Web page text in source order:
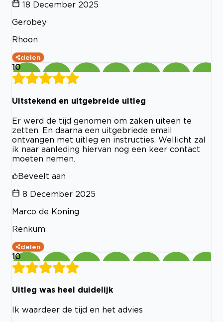
18 December 2025
Gerobey
Rhoon
delen
10
Uitstekend en uitgebreide uitleg
Er werd de tijd genomen om zaken uiteen te
zetten. En daarna een uitgebriede email
ontvangen met uitleg en instructies. Wellicht zal
ik naar aanleding hiervan nog een keer contact
moeten nemen.
Beveelt aan
8 December 2025
Marco de Koning
Renkum
delen
10
Uitleg was heel duidelijk
Ik waardeer de tijd en het advies